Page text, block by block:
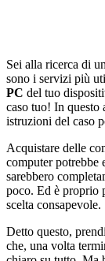
Sei alla ricerca di
sono i servizi più
PC del tuo
caso tuo! In questo
istruzioni del caso
Acquistare delle
computer potrebbe
sarebbero
poco. Ed è proprio
scelta consapevole.
Detto questo,
che, una volta